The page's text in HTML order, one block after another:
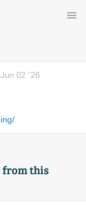
Jun 02 ’26
from this